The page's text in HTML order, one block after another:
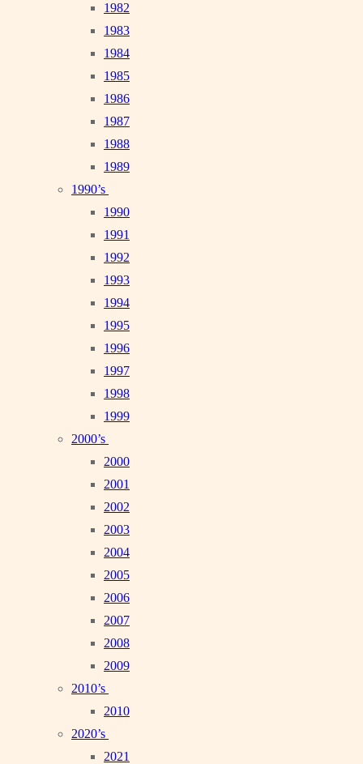
1982
1983
1984
1985
1986
1987
1988
1989
1990’s
1990
1991
1992
1993
1994
1995
1996
1997
1998
1999
2000’s
2000
2001
2002
2003
2004
2005
2006
2007
2008
2009
2010’s
2010
2020’s
2021